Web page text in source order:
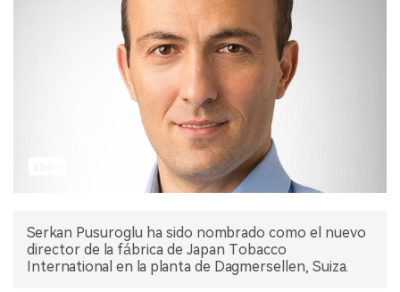
Serkan Pusuroglu ha sido nombrado como el nuevo
director de la fábrica de Japan Tobacco
International en la planta de Dagmersellen, Suiza.